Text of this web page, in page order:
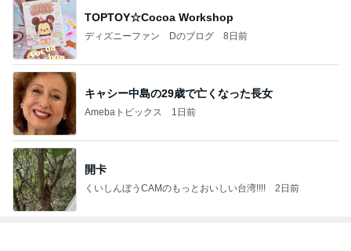
TOPTOY☆Cocoa Workshop
ディズニーファン Dのブログ 8日前
キャシー中島の29歳で亡くなった長女
Amebaトピックス 1日前
開卡
くいしんぼうCAMのもっとおいしい台湾!!!! 2日前